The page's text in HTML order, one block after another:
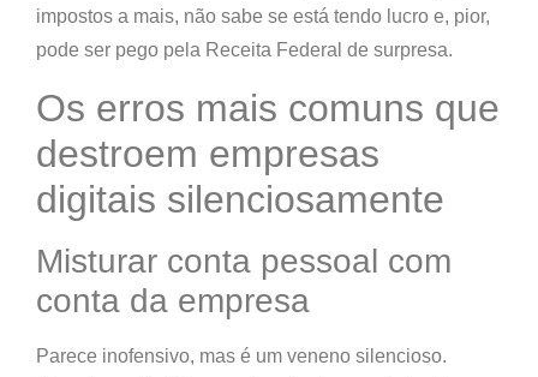
impostos a mais, não sabe se está tendo lucro e, pior,
pode ser pego pela Receita Federal de surpresa.
Os erros mais comuns que
destroem empresas
digitais silenciosamente
Misturar conta pessoal com
conta da empresa
Parece inofensivo, mas é um veneno silencioso.